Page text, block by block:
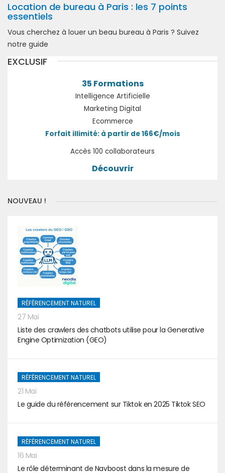
Location de bureau à Paris : les 7 points
essentiels
Vous cherchez à louer un beau bureau à Paris ? Suivez
notre guide
EXCLUSIF
35 Formations
Intelligence Artificielle
Marketing Digital
Ecommerce
Forfait illimité: à partir de 166€/mois
Accès 100 collaborateurs
Découvrir
NOUVEAU !
RÉFÉRENCEMENT NATUREL
27 Mai
Liste des crawlers des chatbots utilise pour la Generative
Engine Optimization (GEO)
RÉFÉRENCEMENT NATUREL
21 Mai
Le guide du référencement sur Tiktok en 2025 Tiktok SEO
RÉFÉRENCEMENT NATUREL
16 Mai
Le rôle déterminant de Navboost dans la mesure de